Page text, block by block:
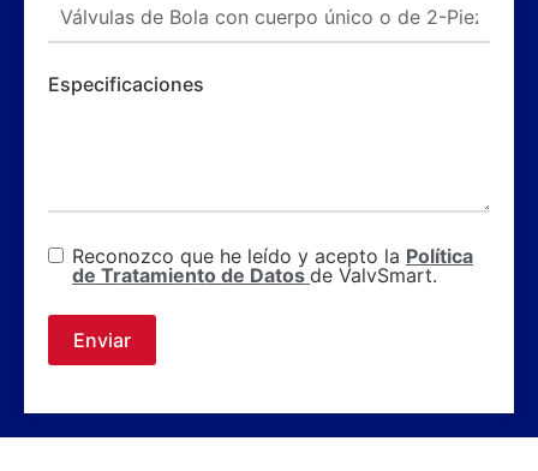
Especificaciones
Reconozco que he leído y acepto la Política
de Tratamiento de Datos de ValvSmart.
Enviar